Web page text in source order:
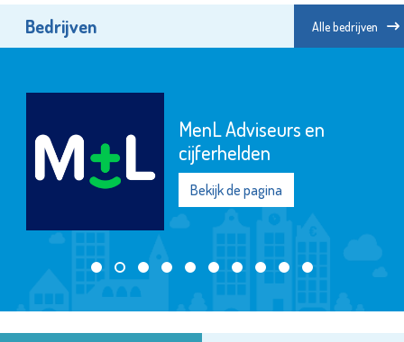
Bedrijven Alle bedrijven
MenL Adviseurs en
cijferhelden
Bekijk de pagina